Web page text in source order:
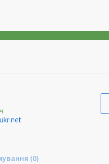
(0)